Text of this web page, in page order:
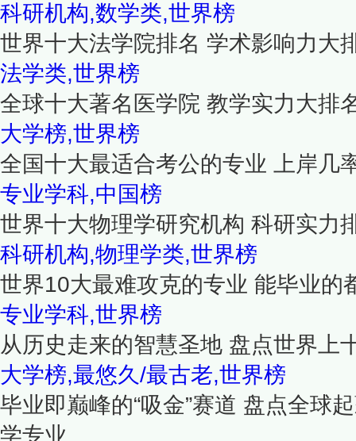
科研机构,数学类,世界榜
世界十大法学院排名 学术影响力大
法学类,世界榜
全球十大著名医学院 教学实力大排
大学榜,世界榜
全国十大最适合考公的专业 上岸几
专业学科,中国榜
世界十大物理学研究机构 科研实力
科研机构,物理学类,世界榜
世界10大最难攻克的专业 能毕业的
专业学科,世界榜
从历史走来的智慧圣地 盘点世界上
大学榜,最悠久/最古老,世界榜
毕业即巅峰的“吸金”赛道 盘点全球
学专业